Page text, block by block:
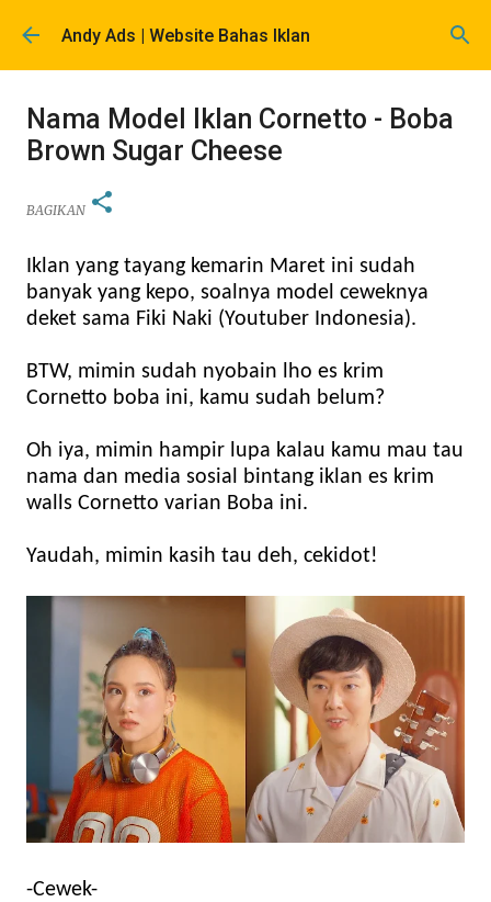
Langsung ke konten utama
Andy Ads | Website Bahas Iklan
Nama Model Iklan Cornetto - Boba
Brown Sugar Cheese
BAGIKAN
Iklan yang tayang kemarin Maret ini sudah
banyak yang kepo, soalnya model ceweknya
deket sama Fiki Naki (Youtuber Indonesia).
BTW, mimin sudah nyobain lho es krim
Cornetto boba ini, kamu sudah belum?
Oh iya, mimin hampir lupa kalau kamu mau tau
nama dan media sosial bintang iklan es krim
walls Cornetto varian Boba ini.
Yaudah, mimin kasih tau deh, cekidot!
-Cewek-